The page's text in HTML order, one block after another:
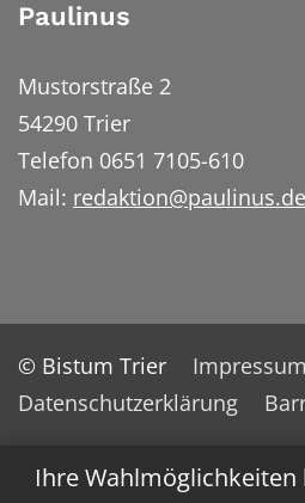
Ihre Wahlmöglichkeiten
Paulinus
Mustorstraße 2
54290 Trier
Telefon 0651 7105-610
Mail: redaktion@paulinus.de
© Bistum Trier
Impressum
Datenschutzerklärung